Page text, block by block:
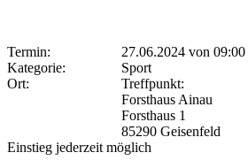
Termin: 27.06.2024 von 09:00
Kategorie:
Sport
Ort:
Treffpunkt:
Forsthaus Ainau
Forsthaus 1
85290 Geisenfeld
Einstieg jederzeit möglich